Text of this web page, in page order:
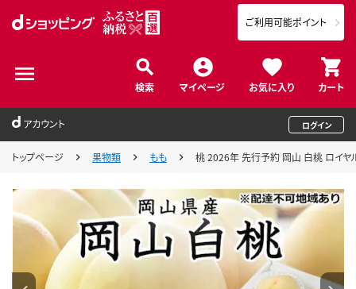
検索 マイページ お気に入り カート
ご利用可能ポイント
アカウント ログイン
トップページ 果物類 もも 桃 2026年 先行予約 岡山 白桃 ロイヤ